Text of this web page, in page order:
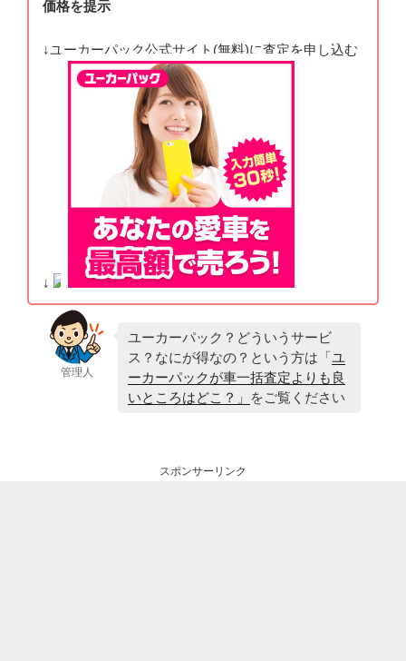
価格を提示
↓ユーカーパック公式サイト(無料)に査定を申し込む
↓
管理人
ユーカーパック？どういうサービ
ス？なにが得なの？という方は「ユ
ーカーパックが車一括査定よりも良
いところはどこ？」
をご覧ください
スポンサーリンク